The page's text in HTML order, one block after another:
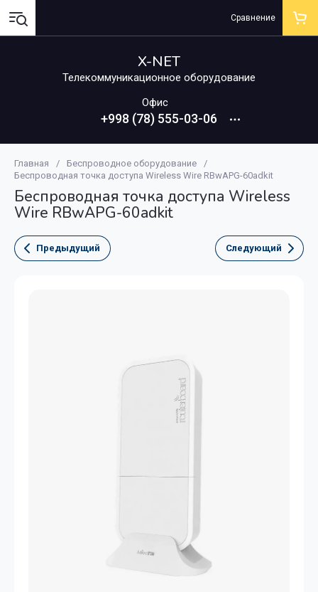
X-NET
Телекоммуникационное оборудование
Офис
+998 (78) 555-03-06
Сравнение
Главная / Беспроводное оборудование
/
Беспроводная точка доступа Wireless Wire RBwAPG-60adkit
Беспроводная точка доступа Wireless
Wire RBwAPG-60adkit
Предыдущий Следующий